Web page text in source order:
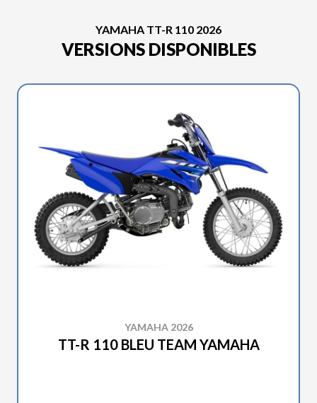
YAMAHA TT-R 110 2026
VERSIONS DISPONIBLES
YAMAHA 2026
TT-R 110 BLEU TEAM YAMAHA